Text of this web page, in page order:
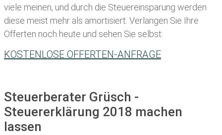
viele meinen, und durch die Steuereinsparung werden
diese meist mehr als amortisiert. Verlangen Sie Ihre
Offerten noch heute und sehen Sie selbst:
KOSTENLOSE OFFERTEN-ANFRAGE
Steuerberater Grüsch -
Steuererklärung 2018 machen
lassen